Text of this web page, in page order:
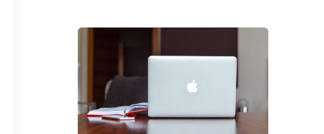
КОТОРЫЕ
СОЗДАВАТЬ
БЕЗ